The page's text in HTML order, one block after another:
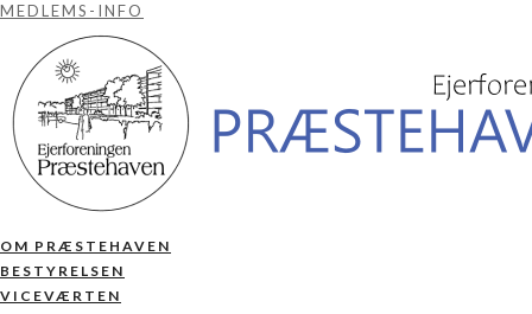
MEDLEMS-INFO
OM PRÆSTEHAVEN
BESTYRELSEN
VICEVÆRTEN